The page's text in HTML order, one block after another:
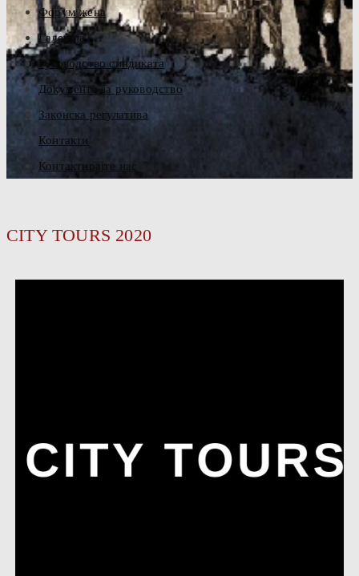
Форум жена
Галерија
Руководство синдиката
Документа за руководство
Законска регулатива
Контакти
Контактирајте нас
CITY TOURS 2020